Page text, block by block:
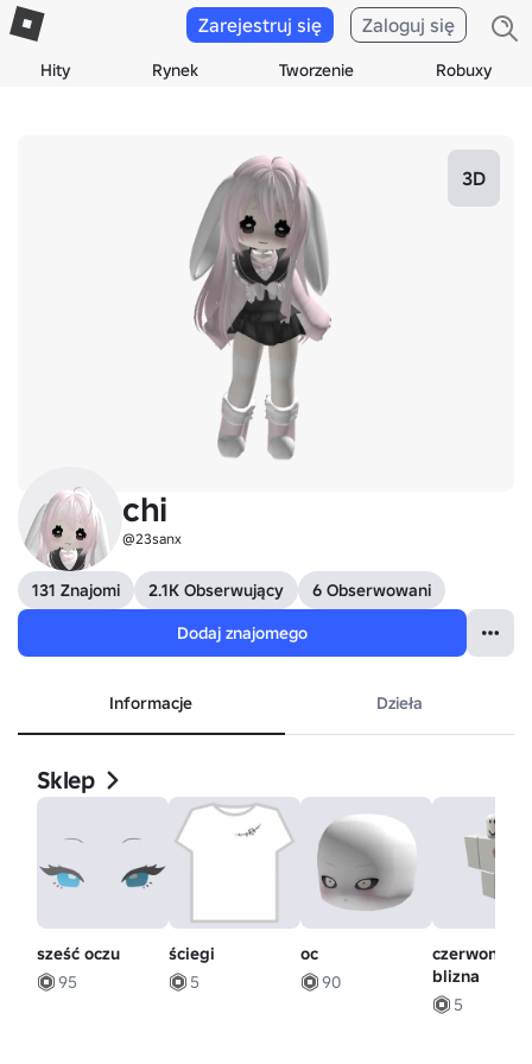
Hity Rynek Tworzenie Robuxy
Zarejestruj się Zaloguj się
3D
chi
@23sanx
131 Znajomi 2.1K Obserwujący
6 Obserwowani
Dodaj znajomego
Informacje Dzieła
Sklep
sześć oczu
95
ściegi
5
oc
90
czerwona
blizna
5